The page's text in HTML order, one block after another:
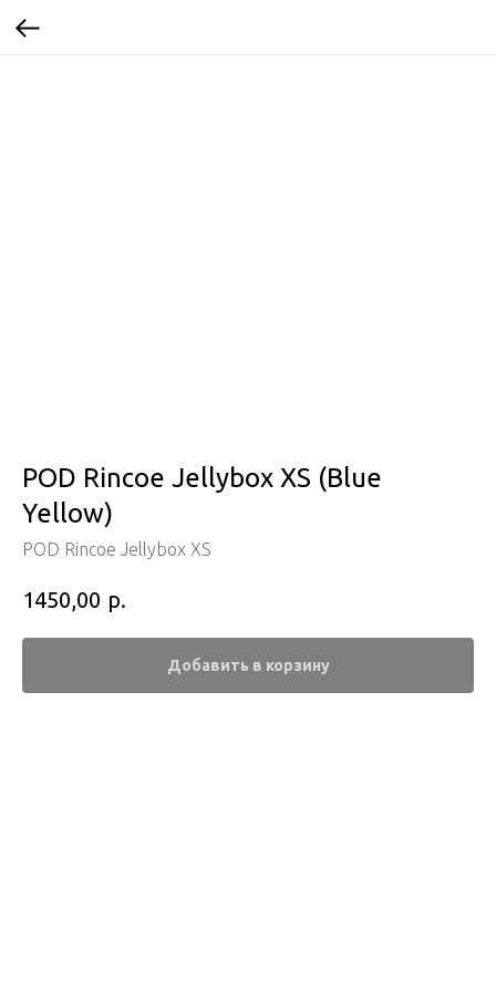
POD Rincoe Jellybox XS (Blue
Yellow)
POD Rincoe Jellybox XS
1450,00 р.
Добавить в корзину